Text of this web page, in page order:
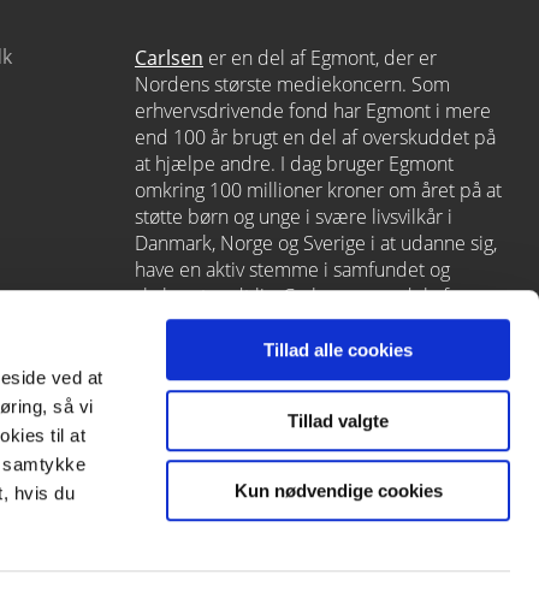
ved at
så vi
til at
hvis du
Tillad alle cookies
Tillad valgte
Kun nødvendige cookies
Carlsen er en del af Egmont, der er
Nordens største mediekoncern. Som
erhvervsdrivende fond har Egmont i mere
end 100 år brugt en del af overskuddet på
at hjælpe andre. I dag bruger Egmont
omkring 100 millioner kroner om året på at
støtte børn og unge i svære livsvilkår i
Danmark, Norge og Sverige i at udanne sig,
have en aktiv stemme i samfundet og
skabe et godt liv. Carlsen er en del af
Egmont viaLindhardt og Ringhof, som
også rummer L&R Uddannelse – et af
Danmarks førende læringshuse med
Alinea,GoTutor(herunder iNorge),
moxis.